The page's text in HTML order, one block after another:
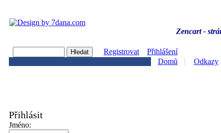
Zencart -
Registrovat
Přihlášení
Domů
Odkazy
Přihlásit
Jméno: